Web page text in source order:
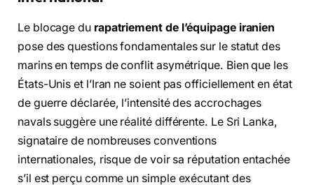
Le blocage du rapatriement de l’équipage iranien
pose des questions fondamentales sur le statut des
marins en temps de conflit asymétrique. Bien que les
États-Unis et l’Iran ne soient pas officiellement en état
de guerre déclarée, l’intensité des accrochages
navals suggère une réalité différente. Le Sri Lanka,
signataire de nombreuses conventions
internationales, risque de voir sa réputation entachée
s’il est perçu comme un simple exécutant des